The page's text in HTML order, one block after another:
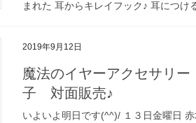
まれた 耳からキレイフック♪ 耳につ
2019年9月12日
魔法のイヤーアクセサリ
子 対面販売♪
いよいよ明日です(^^)/ １３日金曜日